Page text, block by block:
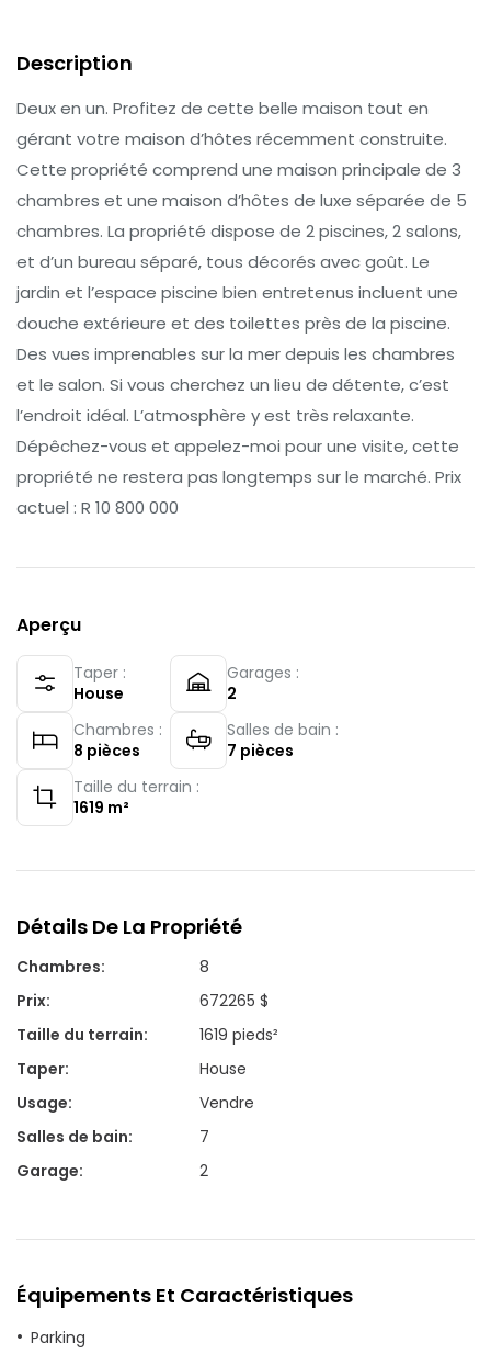
Description
Deux en un. Profitez de cette belle maison tout en
gérant votre maison d’hôtes récemment construite.
Cette propriété comprend une maison principale de 3
chambres et une maison d’hôtes de luxe séparée de 5
chambres. La propriété dispose de 2 piscines, 2 salons,
et d’un bureau séparé, tous décorés avec goût. Le
jardin et l’espace piscine bien entretenus incluent une
douche extérieure et des toilettes près de la piscine.
Des vues imprenables sur la mer depuis les chambres
et le salon. Si vous cherchez un lieu de détente, c’est
l’endroit idéal. L’atmosphère y est très relaxante.
Dépêchez-vous et appelez-moi pour une visite, cette
propriété ne restera pas longtemps sur le marché. Prix
actuel : R 10 800 000
Aperçu
Taper :
House
Garages :
2
Chambres :
8 pièces
Salles de bain :
7 pièces
Taille du terrain :
1619 m²
Détails De La Propriété
Chambres:
8
Prix:
672265 $
Taille du terrain:
1619 pieds²
Taper:
House
Usage:
Vendre
Salles de bain:
7
Garage: 2
Équipements Et Caractéristiques
Parking